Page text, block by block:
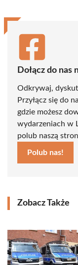
Dołącz do nas
Odkrywaj,
Przyłącz się do
gdzie możesz
wydarzeniach w
polub naszą
Polub nas!
Zobacz Także